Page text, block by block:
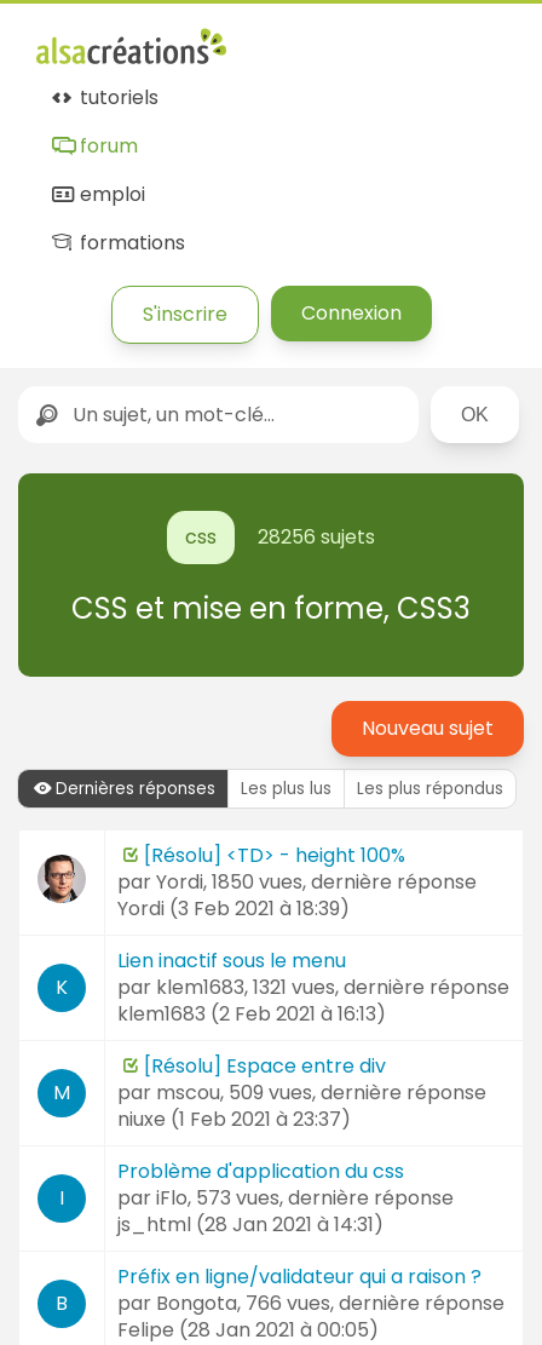
Forum
Alsacréations
tutoriels
forum
emploi
formations
S'inscrire Connexion
Rechercher
css 28256 sujets
CSS et mise en forme, CSS3
Nouveau sujet
Dernières réponses Les plus lus Les plus répondus
réponses
Sujet
et
Auteur
[Résolu] <TD> - height 100%
parYordi, 1850 vues, dernière réponse
Yordi (3 Feb 2021 à 18:39)
K
Lien inactif sous le menu
par klem1683, 1321 vues, dernière réponse
klem1683 (2 Feb 2021 à 16:13)
M
[Résolu] Espace entre div
par mscou, 509 vues, dernière réponse
niuxe (1 Feb 2021 à 23:37)
I
Problème d'application du css
pariFlo, 573 vues, dernière réponse
js_html (28 Jan 2021 à 14:31)
B
Préfix en ligne/validateur qui a raison ?
par Bongota, 766 vues, dernière réponse
Felipe (28 Jan 2021 à 00:05)